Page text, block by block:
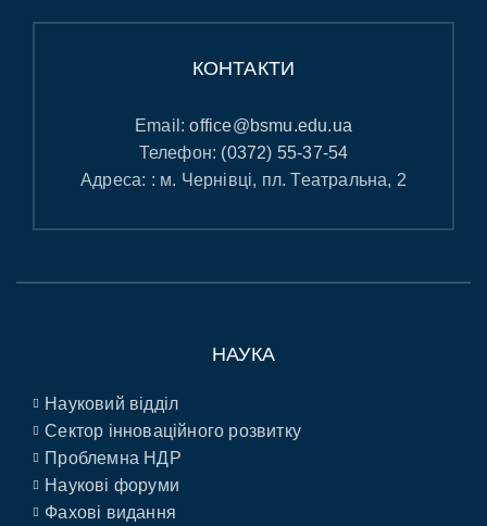
КОНТАКТИ
Email:office@bsmu.edu.ua
Телефон: (0372) 55-37-54
Адреса: : м. Чернівці, пл. Театральна, 2
НАУКА
Науковий відділ
Сектор інноваційного розвитку
Проблемна НДР
Наукові форуми
Фахові видання